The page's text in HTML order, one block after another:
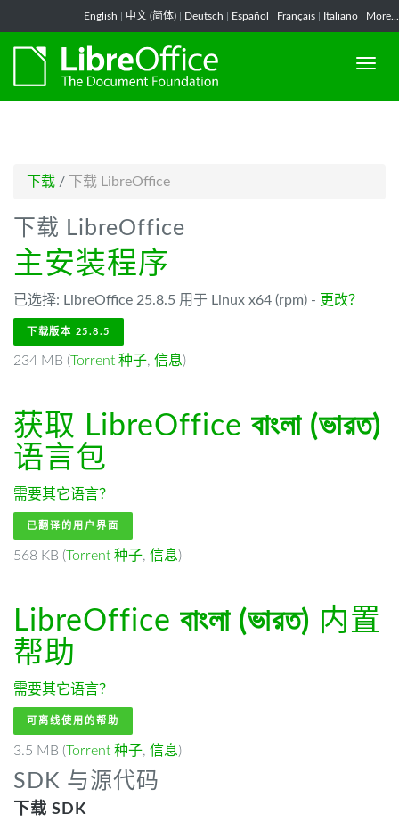
English 中文 (简体) Deutsch Español Français Italiano More...
下载 / 下载 LibreOffice
下载 LibreOffice
主安装程序
已选择: LibreOffice 25.8.5 用于 Linux x64 (rpm) - 更改？
下载版本 25.8.5
234 MB (Torrent 种子, 信息)
获取 LibreOffice বাংলা (ভারত)
语言包
需要其它语言？
已翻译的用户界面
568 KB (Torrent 种子, 信息)
LibreOffice বাংলা (ভারত) 内置
帮助
需要其它语言？
可离线使用的帮助
3.5 MB (Torrent 种子, 信息)
SDK 与源代码
下载 SDK